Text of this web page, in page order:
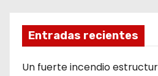
Entradas recientes
Un fuerte incendio